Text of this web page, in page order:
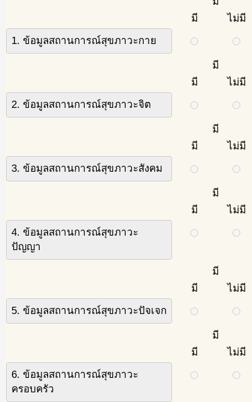
มี
ไม่มี
1. ข้อมูลสถานการณ์สุขภาวะกาย
มี
มี
ไม่มี
2. ข้อมูลสถานการณ์สุขภาวะจิต
มี
มี
ไม่มี
3. ข้อมูลสถานการณ์สุขภาวะสังคม
มี
มี
ไม่มี
4. ข้อมูลสถานการณ์สุขภาวะ
ปัญญา
มี
มี
ไม่มี
5. ข้อมูลสถานการณ์สุขภาวะปัจเจก
มี
มี
ไม่มี
6. ข้อมูลสถานการณ์สุขภาวะ
ครอบครัว